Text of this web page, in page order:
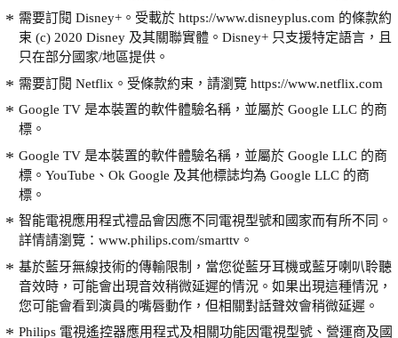
需要訂閱 Disney+。受載於 https://www.disneyplus.com 的條款約
束 (c) 2020 Disney 及其關聯實體。Disney+ 只支援特定語言，且
只在部分國家/地區提供。
需要訂閱 Netflix。受條款約束，請瀏覽 https://www.netflix.com
Google TV 是本裝置的軟件體驗名稱，並屬於 Google LLC 的商
標。
Google TV 是本裝置的軟件體驗名稱，並屬於 Google LLC 的商
標。YouTube、Ok Google 及其他標誌均為 Google LLC 的商
標。
智能電視應用程式禮品會因應不同電視型號和國家而有所不同。
詳情請瀏覽：www.philips.com/smarttv。
基於藍牙無線技術的傳輸限制，當您從藍牙耳機或藍牙喇叭聆聽
音效時，可能會出現音效稍微延遲的情況。如果出現這種情況，
您可能會看到演員的嘴唇動作，但相關對話聲效會稍微延遲。
Philips 電視遙控器應用程式及相關功能因電視型號、營運商及國